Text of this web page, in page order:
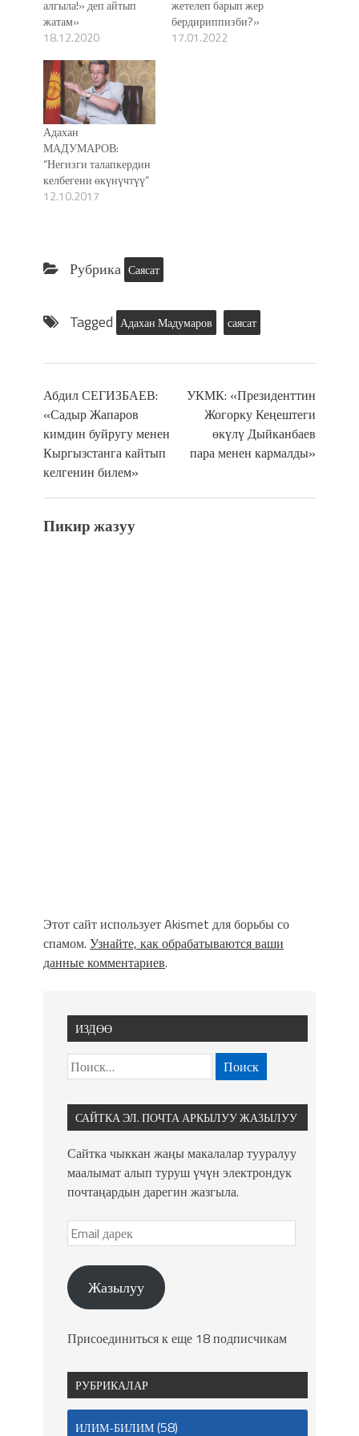
алгыла!» деп айтып
жатам»
18.12.2020
жетелеп барып жер
бердириппизби?»
17.01.2022
Адахан
МАДУМАРОВ:
“Негизги талапкердин
келбегени өкүнүчтүү”
12.10.2017
Рубрика Саясат
Tagged Адахан Мадумаров саясат
Абдил СЕГИЗБАЕВ:
«Садыр Жапаров
кимдин буйругу менен
Кыргызстанга кайтып
келгенин билем»
УКМК: «Президенттин
Жогорку Кеңештеги
өкүлү Дыйканбаев
пара менен кармалды»
Пикир жазуу
Этот сайт использует Akismet для борьбы со
спамом. Узнайте, как обрабатываются ваши
данные комментариев.
ИЗДӨӨ
САЙТКА ЭЛ. ПОЧТА АРКЫЛУУ ЖАЗЫЛУУ
Сайтка чыккан жаңы макалалар тууралуу
маалымат алып туруш үчүн электрондук
почтаңардын дарегин жазгыла.
Жазылуу
Присоединиться к еще 18 подписчикам
РУБРИКАЛАР
ИЛИМ-БИЛИМ(58)